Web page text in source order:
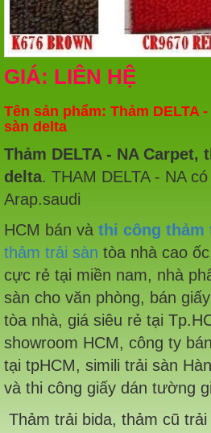
GIÁ: LIÊN HỆ
Tên sản phẩm: Thảm DELTA
sàn delta
Thảm DELTA - NA Carpet,
delta. THAM DELTA - NA
Arap.saudi
HCM bán và thi công thảm
thảm trải sàn tòa nhà cao
cực rẻ tại miền nam, nhà
sàn cho văn phòng, bán
tòa nhà, giá siêu rẻ tại
showroom HCM, công ty
tại tpHCM, simili trải sàn
và thi công giấy dán tường
Thảm trải bida, thảm cũ